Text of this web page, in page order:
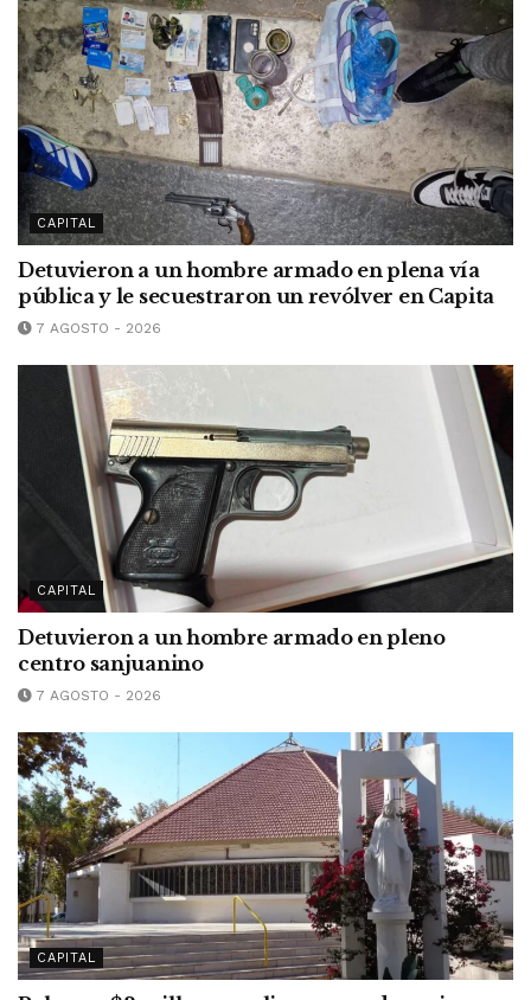
CAPITAL
Detuvieron a un hombre armado en plena vía
pública y le secuestraron un revólver en Capita
7 AGOSTO - 2026
CAPITAL
Detuvieron a un hombre armado en pleno
centro sanjuanino
7 AGOSTO - 2026
CAPITAL